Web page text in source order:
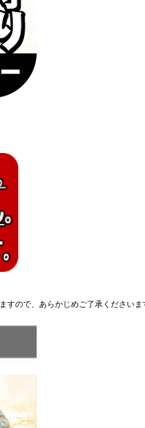
ので、あらかじめご了承くださいま